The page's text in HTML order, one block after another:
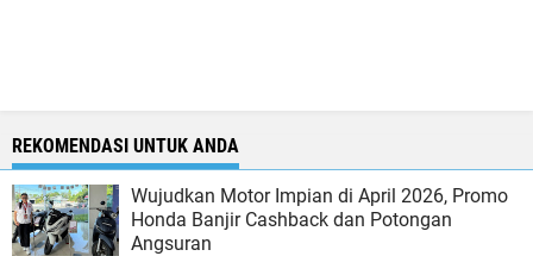
REKOMENDASI UNTUK ANDA
Wujudkan Motor Impian di April 2026, Promo
Honda Banjir Cashback dan Potongan
Angsuran